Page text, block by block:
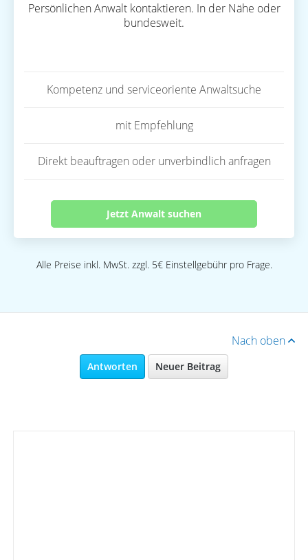
Persönlichen Anwalt kontaktieren. In der Nähe oder
bundesweit.
Kompetenz und serviceoriente Anwaltsuche
mit Empfehlung
Direkt beauftragen oder unverbindlich anfragen
Jetzt Anwalt suchen
Alle Preise inkl. MwSt. zzgl. 5€ Einstellgebühr pro Frage.
Nach oben
Antworten Neuer Beitrag